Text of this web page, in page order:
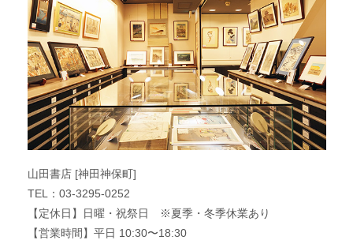
山田書店 [神田神保町]
TEL：03-3295-0252
【定休日】日曜・祝祭日 ※夏季・冬季休業あり
【営業時間】平日 10:30〜18:30